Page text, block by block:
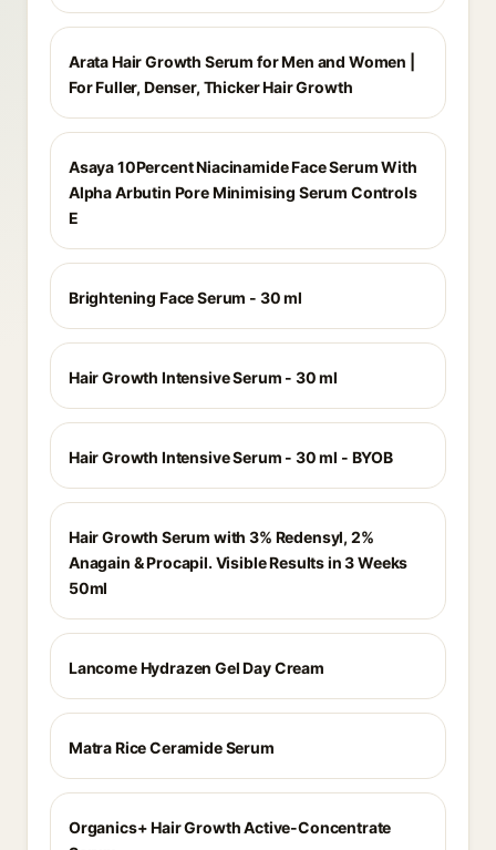
Arata Hair Growth Serum for Men and Women |
For Fuller, Denser, Thicker Hair Growth
Asaya 10Percent Niacinamide Face Serum With
Alpha Arbutin Pore Minimising Serum Controls
E
Brightening Face Serum - 30 ml
Hair Growth Intensive Serum - 30 ml
Hair Growth Intensive Serum - 30 ml - BYOB
Hair Growth Serum with 3% Redensyl, 2%
Anagain & Procapil. Visible Results in 3 Weeks
50ml
Lancome Hydrazen Gel Day Cream
Matra Rice Ceramide Serum
Organics+ Hair Growth Active-Concentrate